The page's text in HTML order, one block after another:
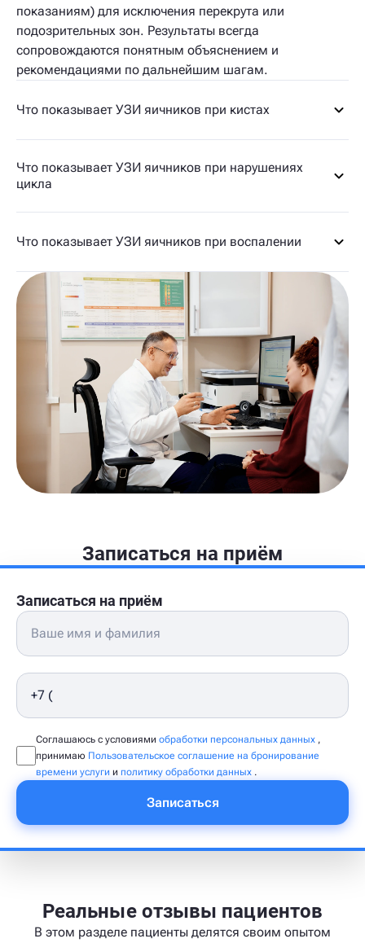
показаниям) для исключения перекрута или
подозрительных зон. Результаты всегда
сопровождаются понятным объяснением и
рекомендациями по дальнейшим шагам.
Что показывает УЗИ яичников при кистах
Что показывает УЗИ яичников при нарушениях
цикла
Что показывает УЗИ яичников при воспалении
Записаться на приём
Записаться на приём
Соглашаюсь с условиями обработки персональных данных ,
принимаю Пользовательское соглашение на бронирование
времени услуги и политику обработки данных .
Записаться
Реальные отзывы пациентов
В этом разделе пациенты делятся своим опытом